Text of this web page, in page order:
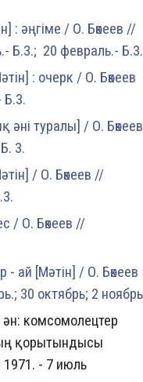
: әңгіме / О. Бөкеев //
Б.3.; 20 февраль.- Б.3.
: очерк / О. Бөкеев
Б.3.
әні туралы] / О. Бөкеев
3.
/ О. Бөкеев //
/ О. Бөкеев //
- ай [Мәтін] / О. Бөкеев
30 октябрь; 2 ноябрь
ән: комсомолецтер
қорытындысы
1971. - 7 июль